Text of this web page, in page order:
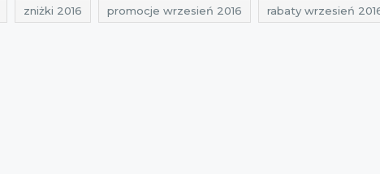
zniżki 2016 promocje wrzesień 2016 rabaty wrzesień